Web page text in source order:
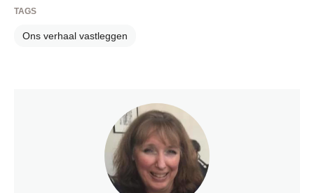
TAGS
Ons verhaal vastleggen